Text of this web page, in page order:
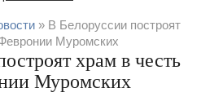
» В Белоруссии построят
Муромских
храм в честь
Муромских